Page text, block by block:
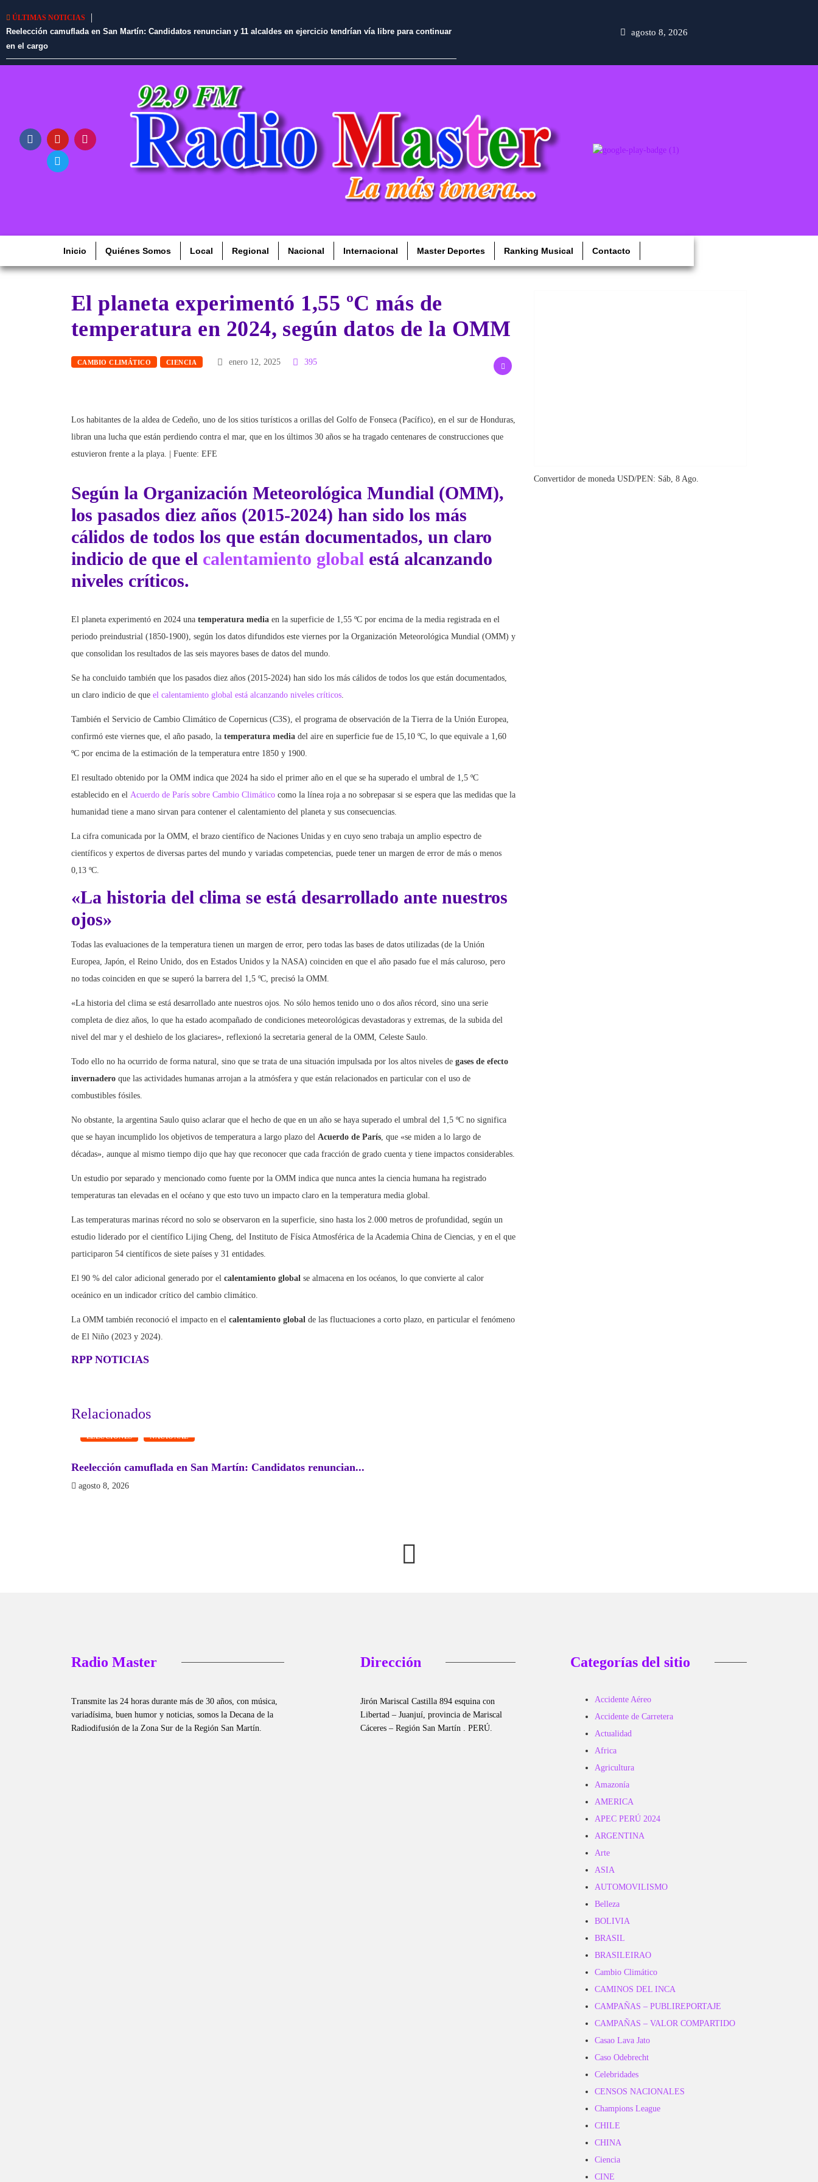
ÚLTIMAS NOTICIAS
Reelección camuflada en San Martín: Candidatos renuncian y 11 alcaldes en ejercicio tendrían vía libre para continuar
en el cargo
agosto 8, 2026
Inicio Quiénes Somos Local Regional Nacional Internacional Master Deportes Ranking Musical Contacto
El planeta experimentó 1,55 ºC más de
temperatura en 2024, según datos de la OMM
CAMBIO CLIMÁTICO CIENCIA enero 12, 2025 395
Los habitantes de la aldea de Cedeño, uno de los sitios turísticos a orillas del Golfo de Fonseca (Pacífico), en el sur de Honduras,
libran una lucha que están perdiendo contra el mar, que en los últimos 30 años se ha tragado centenares de construcciones que
estuvieron frente a la playa. | Fuente: EFE
Según la Organización Meteorológica Mundial (OMM),
los pasados diez años (2015-2024) han sido los más
cálidos de todos los que están documentados, un claro
indicio de que el calentamiento global está alcanzando
niveles críticos.
El planeta experimentó en 2024 una temperatura media en la superficie de 1,55 ºC por encima de la media registrada en el
periodo preindustrial (1850-1900), según los datos difundidos este viernes por la Organización Meteorológica Mundial (OMM) y
que consolidan los resultados de las seis mayores bases de datos del mundo.
Se ha concluido también que los pasados diez años (2015-2024) han sido los más cálidos de todos los que están documentados,
un claro indicio de que el calentamiento global está alcanzando niveles críticos.
También el Servicio de Cambio Climático de Copernicus (C3S), el programa de observación de la Tierra de la Unión Europea,
confirmó este viernes que, el año pasado, la temperatura media del aire en superficie fue de 15,10 ºC, lo que equivale a 1,60
ºC por encima de la estimación de la temperatura entre 1850 y 1900.
El resultado obtenido por la OMM indica que 2024 ha sido el primer año en el que se ha superado el umbral de 1,5 ºC
establecido en el Acuerdo de París sobre Cambio Climático como la línea roja a no sobrepasar si se espera que las medidas que la
humanidad tiene a mano sirvan para contener el calentamiento del planeta y sus consecuencias.
La cifra comunicada por la OMM, el brazo científico de Naciones Unidas y en cuyo seno trabaja un amplio espectro de
científicos y expertos de diversas partes del mundo y variadas competencias, puede tener un margen de error de más o menos
0,13 ºC.
«La historia del clima se está desarrollado ante nuestros
ojos»
Todas las evaluaciones de la temperatura tienen un margen de error, pero todas las bases de datos utilizadas (de la Unión
Europea, Japón, el Reino Unido, dos en Estados Unidos y la NASA) coinciden en que el año pasado fue el más caluroso, pero
no todas coinciden en que se superó la barrera del 1,5 ºC, precisó la OMM.
«La historia del clima se está desarrollado ante nuestros ojos. No sólo hemos tenido uno o dos años récord, sino una serie
completa de diez años, lo que ha estado acompañado de condiciones meteorológicas devastadoras y extremas, de la subida del
nivel del mar y el deshielo de los glaciares», reflexionó la secretaria general de la OMM, Celeste Saulo.
Todo ello no ha ocurrido de forma natural, sino que se trata de una situación impulsada por los altos niveles de gases de efecto
invernadero que las actividades humanas arrojan a la atmósfera y que están relacionados en particular con el uso de
combustibles fósiles.
No obstante, la argentina Saulo quiso aclarar que el hecho de que en un año se haya superado el umbral del 1,5 ºC no significa
que se hayan incumplido los objetivos de temperatura a largo plazo del Acuerdo de París, que «se miden a lo largo de
décadas», aunque al mismo tiempo dijo que hay que reconocer que cada fracción de grado cuenta y tiene impactos considerables.
Un estudio por separado y mencionado como fuente por la OMM indica que nunca antes la ciencia humana ha registrado
temperaturas tan elevadas en el océano y que esto tuvo un impacto claro en la temperatura media global.
Las temperaturas marinas récord no solo se observaron en la superficie, sino hasta los 2.000 metros de profundidad, según un
estudio liderado por el científico Lijing Cheng, del Instituto de Física Atmosférica de la Academia China de Ciencias, y en el que
participaron 54 científicos de siete países y 31 entidades.
El 90 % del calor adicional generado por el calentamiento global se almacena en los océanos, lo que convierte al calor
oceánico en un indicador crítico del cambio climático.
La OMM también reconoció el impacto en el calentamiento global de las fluctuaciones a corto plazo, en particular el fenómeno
de El Niño (2023 y 2024).
RPP NOTICIAS
Relacionados
ELECCIONES NACIONAL
Reelección camuflada en San Martín: Candidatos renuncian...
agosto 8, 2026
Convertidor de moneda USD/PEN: Sáb, 8 Ago.
Radio Master
Transmite las 24 horas durante más de 30 años, con música,
variadísima, buen humor y noticias, somos la Decana de la
Radiodifusión de la Zona Sur de la Región San Martín.
Dirección
Jirón Mariscal Castilla 894 esquina con
Libertad – Juanjuí, provincia de Mariscal
Cáceres – Región San Martín . PERÚ.
Categorías del sitio
Accidente Aéreo
Accidente de Carretera
Actualidad
Africa
Agricultura
Amazonía
AMERICA
APEC PERÚ 2024
ARGENTINA
Arte
ASIA
AUTOMOVILISMO
Belleza
BOLIVIA
BRASIL
BRASILEIRAO
Cambio Climático
CAMINOS DEL INCA
CAMPAÑAS – PUBLIREPORTAJE
CAMPAÑAS – VALOR COMPARTIDO
Casao Lava Jato
Caso Odebrecht
Celebridades
CENSOS NACIONALES
Champions League
CHILE
CHINA
Ciencia
CINE